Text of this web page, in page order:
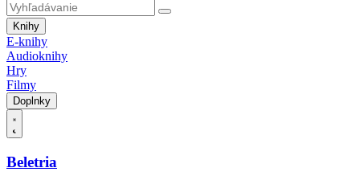
Knihy
E-knihy
Audioknihy
Hry
Filmy
Doplnky
Beletria